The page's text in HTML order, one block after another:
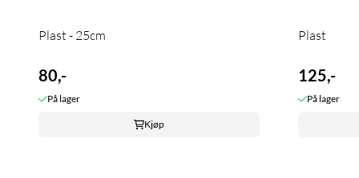
Plast - 25cm
80,-
På lager
Kjøp
Plast
125,-
På lager